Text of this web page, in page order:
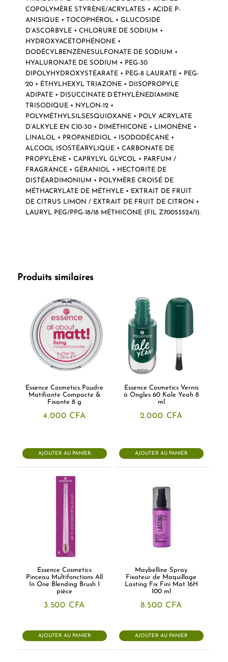
COPOLYMÈRE STYRÈNE/ACRYLATES • ACIDE P-
ANISIQUE • TOCOPHÉROL • GLUCOSIDE
D’ASCORBYLE • CHLORURE DE SODIUM •
HYDROXYACÉTOPHÉNONE •
DODÉCYLBENZÈNESULFONATE DE SODIUM •
HYALURONATE DE SODIUM • PEG-30
DIPOLYHYDROXYSTÉARATE • PEG-8 LAURATE • PEG-
20 • ÉTHYLHEXYL TRIAZONE • DIISOPROPYLE
ADIPATE • DISUCCINATE D’ÉTHYLÈNEDIAMINE
TRISODIQUE • NYLON-12 •
POLYMÉTHYLSILSESQUIOXANE • POLY ACRYLATE
D’ALKYLE EN C10-30 • DIMÉTHICONE • LIMONÈNE •
LINALOL • PROPANEDIOL • ISODODÉCANE •
ALCOOL ISOSTÉARYLIQUE • CARBONATE DE
PROPYLÈNE • CAPRYLYL GLYCOL • PARFUM /
FRAGRANCE • GÉRANIOL • HECTORITE DE
DISTÉARDIMONIUM • POLYMÈRE CROISÉ DE
MÉTHACRYLATE DE MÉTHYLE • EXTRAIT DE FRUIT
DE CITRUS LIMON / EXTRAIT DE FRUIT DE CITRON •
LAURYL PEG/PPG-18/18 MÉTHICONE (FIL Z70053524/1).
Produits similaires
Essence Cosmetics Poudre
Matifiante Compacte &
Fixante 8 g
4.000 CFA
AJOUTER AU PANIER
Essence Cosmetics Vernis
à Ongles 60 Kale Yeah 8
ml
2.000 CFA
AJOUTER AU PANIER
Essence Cosmetics
Pinceau Multifonctions All
In One Blending Brush 1
pièce
3.500 CFA
AJOUTER AU PANIER
Maybelline Spray
Fixateur de Maquillage
Lasting Fix Fini Mat 16H
100 ml
8.500 CFA
AJOUTER AU PANIER